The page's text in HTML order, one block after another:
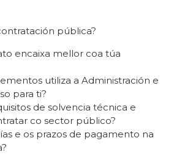
pública?
encaixa mellor coa túa
utiliza a Administración e
para ti?
de solvencia técnica e
co sector público?
e os prazos de pagamento na